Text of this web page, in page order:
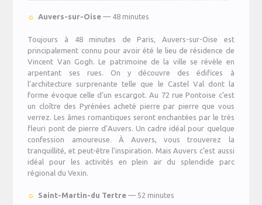
☼ Auvers-sur-Oise— 48 minutes
Toujours à 48 minutes de Paris, Auvers-sur-Oise est
principalement connu pour avoir été le lieu de résidence de
Vincent Van Gogh. Le patrimoine de la ville se révèle en
arpentant ses rues. On y découvre des édifices à
l’architecture surprenante telle que le Castel Val dont la
forme évoque celle d’un escargot. Au 72 rue Pontoise c’est
un cloître des Pyrénées acheté pierre par pierre que vous
verrez. Les âmes romantiques seront enchantées par le très
fleuri pont de pierre d’Auvers. Un cadre idéal pour quelque
confession amoureuse. À Auvers, vous trouverez la
tranquillité, et peut-être l’inspiration. Mais Auvers c’est aussi
idéal pour les activités en plein air du splendide parc
régional du Vexin.
☼ Saint-Martin-du Tertre— 52 minutes